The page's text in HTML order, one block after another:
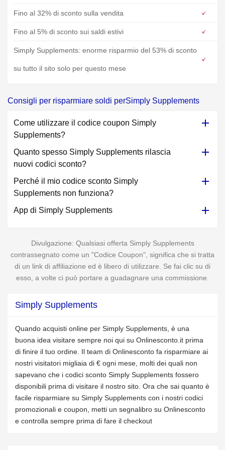
Fino al 32% di sconto sulla vendita
Fino al 5% di sconto sui saldi estivi
Simply Supplements: enorme risparmio del 53% di sconto
su tutto il sito solo per questo mese
Consigli per risparmiare soldi perSimply Supplements
Come utilizzare il codice coupon Simply
Supplements?
Quanto spesso Simply Supplements rilascia
nuovi codici sconto?
Perché il mio codice sconto Simply
Supplements non funziona?
App di Simply Supplements
Divulgazione: Qualsiasi offerta Simply Supplements
contrassegnato come un "Codice Coupon", significa che si tratta
di un link di affiliazione ed è libero di utilizzare. Se fai clic su di
esso, a volte ci può portare a guadagnare una commissione.
Simply Supplements
Quando acquisti online per Simply Supplements, è una
buona idea visitare sempre noi qui su Onlinesconto.it prima
di finire il tuo ordine. Il team di Onlinesconto fa risparmiare ai
nostri visitatori migliaia di € ogni mese, molti dei quali non
sapevano che i codici sconto Simply Supplements fossero
disponibili prima di visitare il nostro sito. Ora che sai quanto è
facile risparmiare su Simply Supplements con i nostri codici
promozionali e coupon, metti un segnalibro su Onlinesconto
e controlla sempre prima di fare il checkout